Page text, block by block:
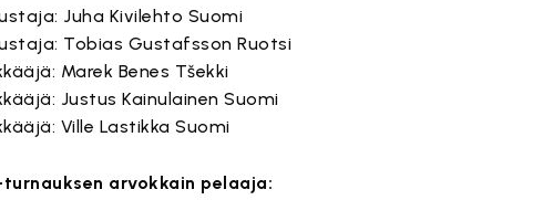
Juha Kivilehto Suomi
Tobias Gustafsson Ruotsi
Marek Benes Tšekki
Justus Kainulainen Suomi
Ville Lastikka Suomi
arvokkain pelaaja: